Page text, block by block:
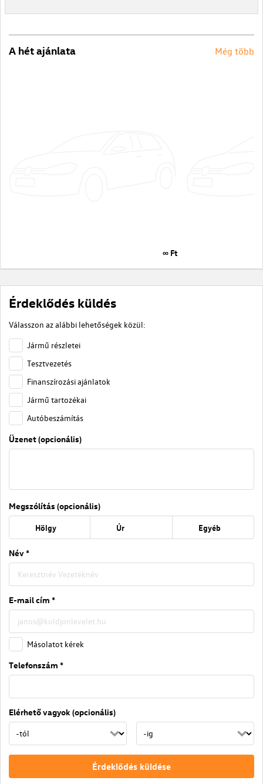
A hét ajánlata Még több
∞ Ft
Érdeklődés küldés
Válasszon az alábbi lehetőségek közül:
Jármű részletei
Tesztvezetés
Finanszírozási ajánlatok
Jármű tartozékai
Autóbeszámítás
Üzenet (opcionális)
Megszólítás (opcionális)
Hölgy Úr Egyéb
Név *
E-mail cím *
Másolatot kérek
Telefonszám *
Elérhető vagyok (opcionális)
Érdeklődés küldése